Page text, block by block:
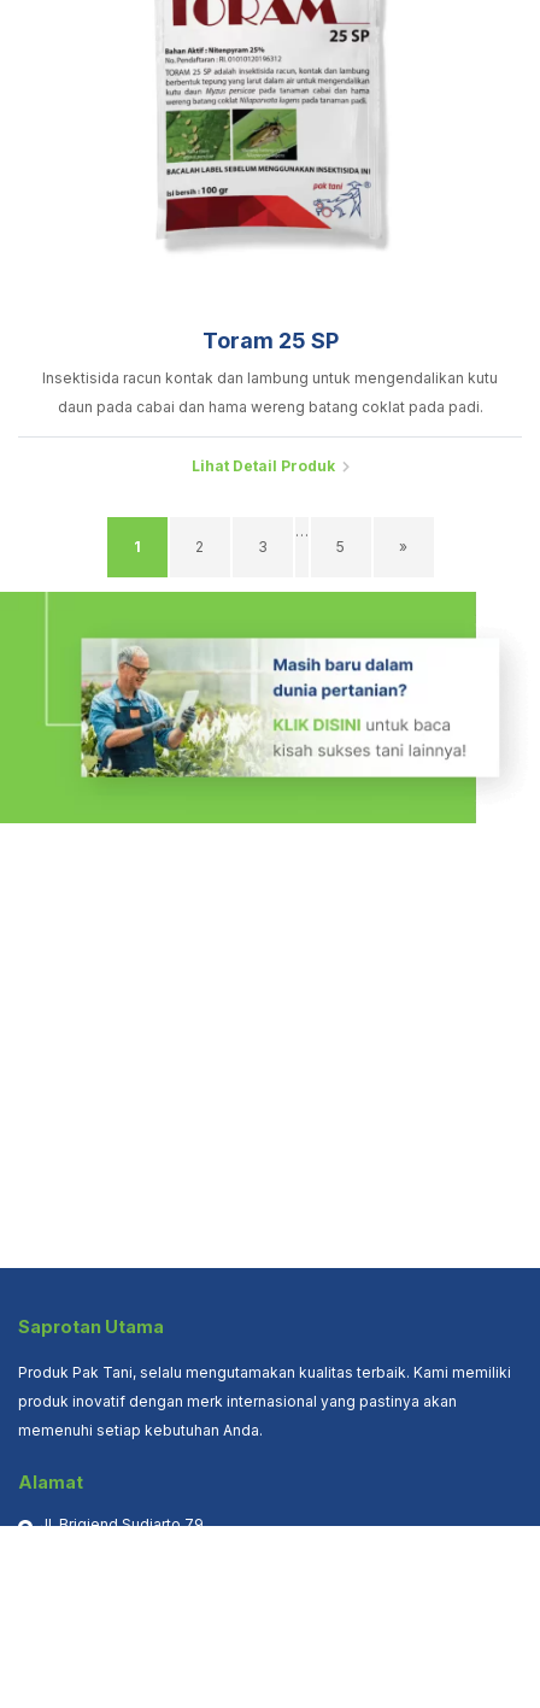
Toram 25 SP
Insektisida racun kontak dan lambung untuk mengendalikan kutu
daun pada cabai dan hama wereng batang coklat pada padi.
Lihat Detail Produk
1 2 3
…
5
»
Saprotan Utama
Produk Pak Tani, selalu mengutamakan kualitas terbaik. Kami memiliki
produk inovatif dengan merk internasional yang pastinya akan
memenuhi setiap kebutuhan Anda.
Alamat
Jl. Brigjend Sudiarto 79